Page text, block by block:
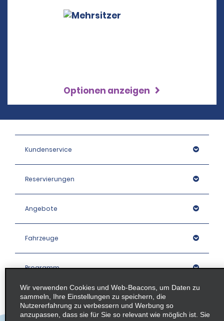
Optionen anzeigen
Kundenservice
Reservierungen
Angebote
Fahrzeuge
Programm
Unternehmen
Wir verwenden Cookies und Web-Beacons, um Daten zu
sammeln, Ihre Einstellungen zu speichern, die
Nutzererfahrung zu verbessern und Werbung so
anzupassen, dass sie für Sie so relevant wie möglich ist. Sie